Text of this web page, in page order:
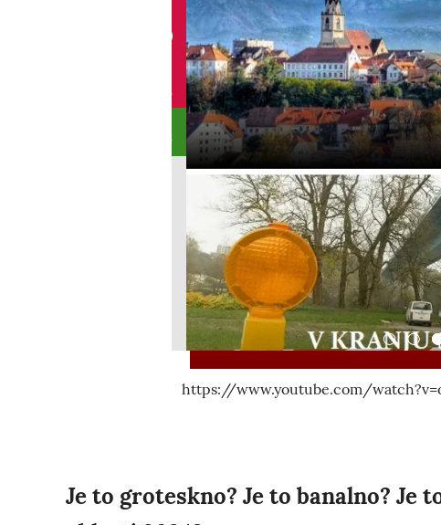
https://www.youtube.com/
Je to groteskno? Je to banalno? Je